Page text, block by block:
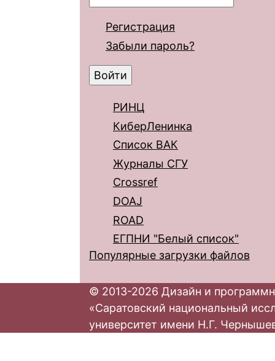
Регистрация
Забыли пароль?
РИНЦ
КиберЛенинка
Список ВАК
Журналы СГУ
Crossref
DOAJ
ROAD
ЕГПНИ "Белый список"
Популярные загрузки файлов
© 2013-2026 Дизайн и
«Саратовский национальный
университет имени Н.Г.